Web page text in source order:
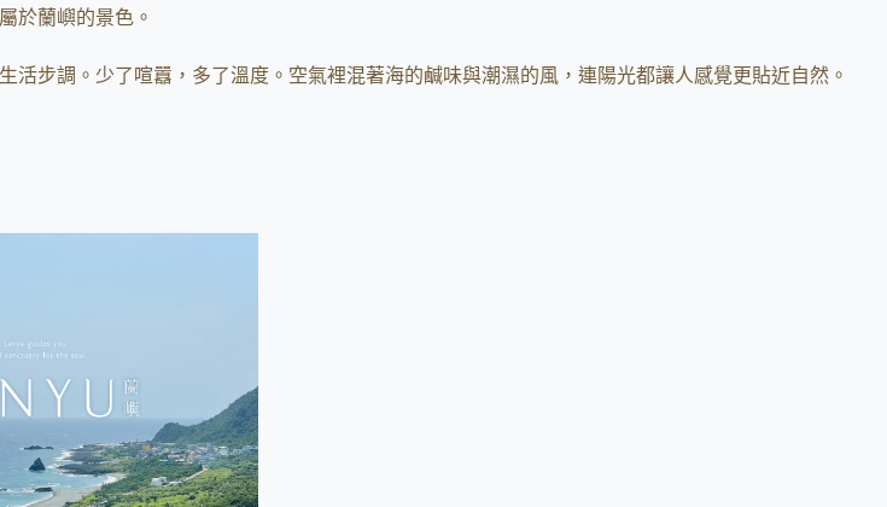
於蘭嶼的景色。
步調。少了喧囂，多了溫度。空氣裡混著海的鹹味與潮濕的風，連陽光都讓人感覺更貼近自然。